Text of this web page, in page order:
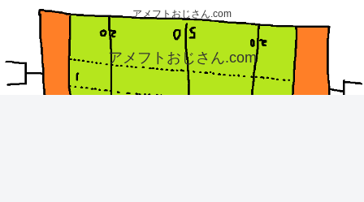
アメフトおじさん.com
アメフトおじさん.com